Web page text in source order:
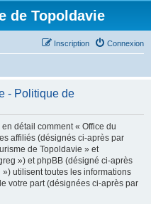
de Topoldavie
Connexion
Inscription
- Politique de
détail comment « Office du
affiliés (désignés ci-après par
de Topoldavie » et
») et phpBB (désigné ci-après
utilisent toutes les informations
votre part (désignées ci-après par